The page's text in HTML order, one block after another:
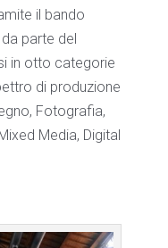
il bando
parte del
in otto categorie
di produzione
Fotografia,
Media, Digital